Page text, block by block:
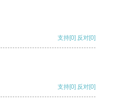
支持[0] 反对[0]
支持[0] 反对[0]